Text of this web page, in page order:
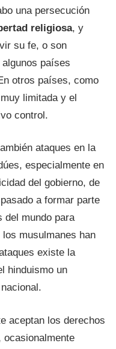
una persecución
religiosa, y
su fe, o son
países
otros países, como
limitada y el
control.
ataques en la
especialmente en
del gobierno, de
a formar parte
del mundo para
musulmanes han
existe la
hinduismo un
aceptan los derechos
ocasionalmente